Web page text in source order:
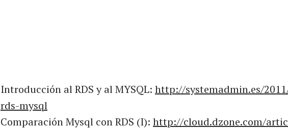
Introducción al RDS y al MYSQL: http://systemadmin.es/
rds-mysql
Comparación Mysql con RDS (I): http://cloud.dzone.com/